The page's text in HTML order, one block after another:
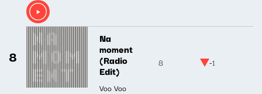
8
Na
moment
(Radio
Edit)
Voo Voo
8 -1